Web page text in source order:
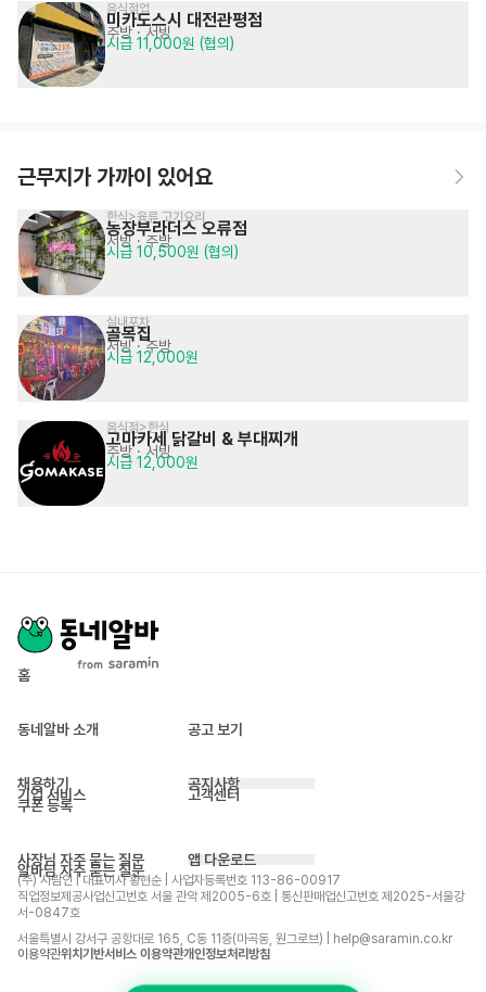
음식점업
미카도스시 대전관평점
주방· 서빙
시급 11,000원 (협의)
근무지가 가까이 있어요
한식>육류,고기요리
농장부라더스 오류점
서빙· 주방
시급 10,500원 (협의)
실내포차
골목집
서빙· 주방
시급 12,000원
음식점>한식
고마카세 닭갈비 & 부대찌개
주방· 서빙
시급 12,000원
홈
동네알바 소개 공고 보기
채용하기
기업 서비스
쿠폰 등록
공지사항
고객센터
사장님 자주 묻는 질문
알바님 자주 묻는 질문
앱 다운로드
(주) 사람인 | 대표이사 황현순 | 사업자등록번호 113-86-00917
직업정보제공사업신고번호 서울 관악 제2005-6호 | 통신판매업신고번호 제2025-서울강
서-0847호
서울특별시 강서구 공항대로 165, C동 11층(마곡동, 원그로브) | help@saramin.co.kr
이용약관위치기반서비스 이용약관개인정보처리방침